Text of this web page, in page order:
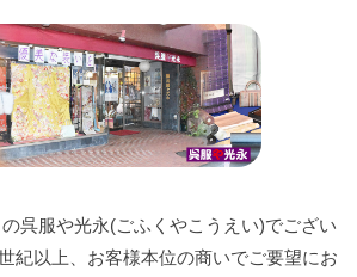
呉服や光永(ごふくやこうえい)でござい
紀以上、お客様本位の商いでご要望にお